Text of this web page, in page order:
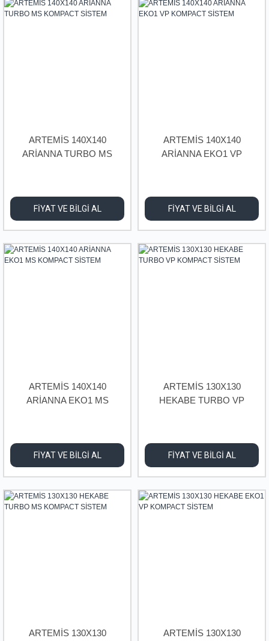
ARTEMİS 140X140
ARİANNA TURBO MS
FİYAT VE BİLGİ AL
ARTEMİS 140X140
ARİANNA EKO1 VP
FİYAT VE BİLGİ AL
ARTEMİS 140X140
ARİANNA EKO1 MS
FİYAT VE BİLGİ AL
ARTEMİS 130X130
HEKABE TURBO VP
FİYAT VE BİLGİ AL
ARTEMİS 130X130
ARTEMİS 130X130